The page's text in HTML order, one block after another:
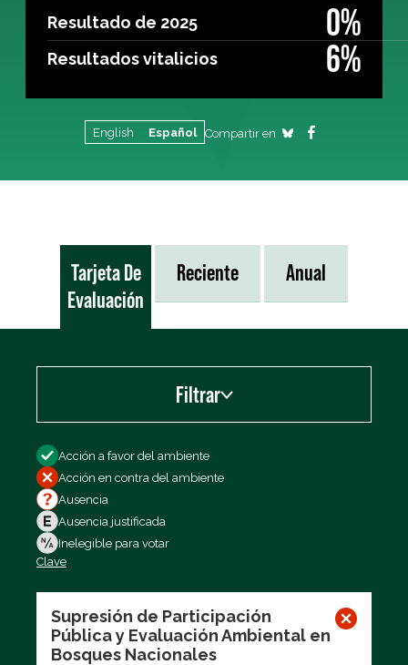
Resultado de 2025 0%
Resultados vitalicios 6%
English Español Compartir en
Tarjeta De
Evaluación
Reciente Anual
Filtrar
Filtrar por
Acción a favor del ambiente
Acción en contra del ambiente
Ausencia
Ausencia justificada
Inelegible para votar
Clave
Supresión de Participación
Pública y Evaluación Ambiental en
Bosques Nacionales